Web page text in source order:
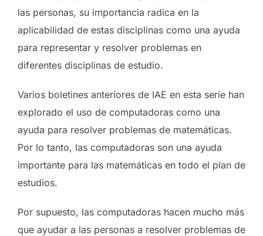
las personas, su importancia radica en la
aplicabilidad de estas disciplinas como una ayuda
para representar y resolver problemas en
diferentes disciplinas de estudio.
Varios boletines anteriores de IAE en esta serie han
explorado el uso de computadoras como una
ayuda para resolver problemas de matemáticas.
Por lo tanto, las computadoras son una ayuda
importante para las matemáticas en todo el plan de
estudios.
Por supuesto, las computadoras hacen mucho más
que ayudar a las personas a resolver problemas de